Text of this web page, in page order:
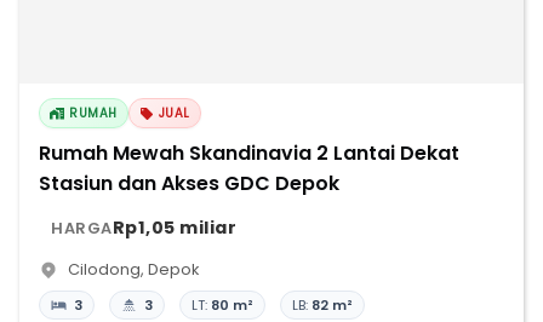
RUMAH JUAL
Rumah Mewah Skandinavia 2 Lantai Dekat
Stasiun dan Akses GDC Depok
HARGARp1,05 miliar
Cilodong, Depok
3 3 LT: 80 m² LB: 82 m²